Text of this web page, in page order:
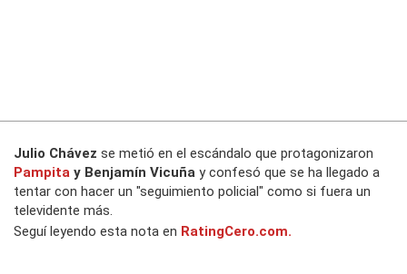
Julio Chávez se metió en el escándalo que protagonizaron
Pampita y Benjamín Vicuña y confesó que se ha llegado a
tentar con hacer un "seguimiento policial" como si fuera un
televidente más.
Seguí leyendo esta nota en RatingCero.com.